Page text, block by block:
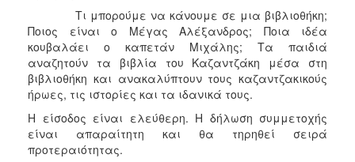
Τι μπορούμε να κάνουμε σε μια βιβλιοθήκη;
Ποιος είναι ο Μέγας Αλέξανδρος; Ποια ιδέα
κουβαλάει ο καπετάν Μιχάλης; Τα παιδιά
αναζητούν τα βιβλία του Καζαντζάκη μέσα στη
βιβλιοθήκη και ανακαλύπτουν τους καζαντζακικούς
ήρωες, τις ιστορίες και τα ιδανικά τους.
Η είσοδος είναι ελεύθερη. Η δήλωση συμμετοχής
είναι απαραίτητη και θα τηρηθεί σειρά
προτεραιότητας.